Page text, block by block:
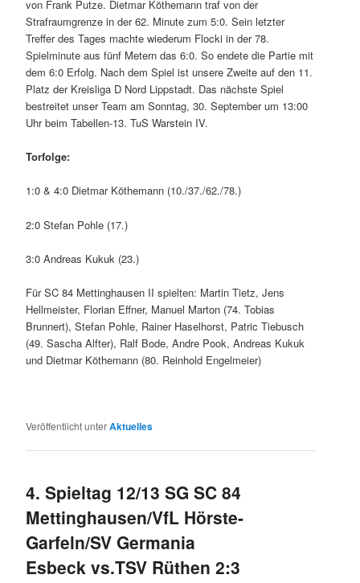
von Frank Putze. Dietmar Köthemann traf von der
Strafraumgrenze in der 62. Minute zum 5:0. Sein letzter
Treffer des Tages machte wiederum Flocki in der 78.
Spielminute aus fünf Metern das 6:0. So endete die Partie mit
dem 6:0 Erfolg. Nach dem Spiel ist unsere Zweite auf den 11.
Platz der Kreisliga D Nord Lippstadt. Das nächste Spiel
bestreitet unser Team am Sonntag, 30. September um 13:00
Uhr beim Tabellen-13. TuS Warstein IV.
Torfolge:
1:0 & 4:0 Dietmar Köthemann (10./37./62./78.)
2:0 Stefan Pohle (17.)
3:0 Andreas Kukuk (23.)
Für SC 84 Mettinghausen II spielten: Martin Tietz, Jens
Hellmeister, Florian Effner, Manuel Marton (74. Tobias
Brunnert), Stefan Pohle, Rainer Haselhorst, Patric Tiebusch
(49. Sascha Alfter), Ralf Bode, Andre Pook, Andreas Kukuk
und Dietmar Köthemann (80. Reinhold Engelmeier)
Veröffentlicht unterAktuelles
4. Spieltag 12/13 SG SC 84
Mettinghausen/VfL Hörste-
Garfeln/SV Germania
Esbeck vs.TSV Rüthen 2:3